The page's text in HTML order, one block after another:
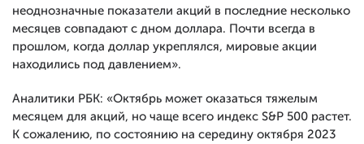
неоднозначные показатели акций в последние несколько
месяцев совпадают с дном доллара. Почти всегда в
прошлом, когда доллар укреплялся, мировые акции
находились под давлением».
Аналитики РБК: «Октябрь может оказаться тяжелым
месяцем для акций, но чаще всего индекс S&P 500 растет.
К сожалению, по состоянию на середину октября 2023